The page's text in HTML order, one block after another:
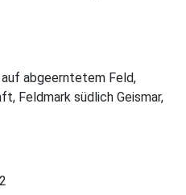
abgeerntetem Feld,
Feldmark südlich Geismar,